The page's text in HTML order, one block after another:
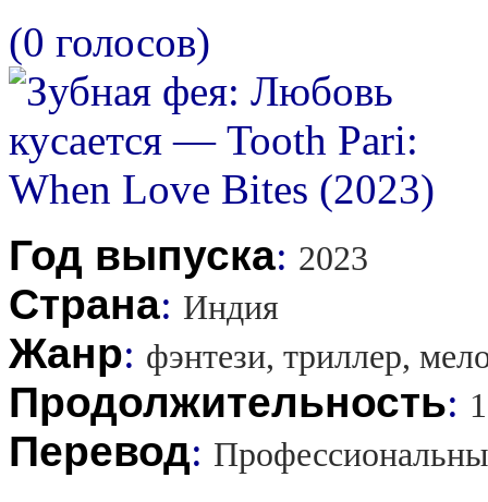
(0 голосов)
Год выпуска: 2023
Страна: Индия
Жанр: фэнтези, триллер,
Продолжительность:
Перевод: